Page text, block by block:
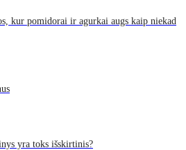
kur pomidorai ir agurkai augs kaip niekad
yra toks išskirtinis?